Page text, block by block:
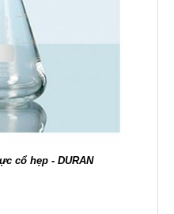
cổ hẹp - DURAN